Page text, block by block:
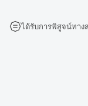
ได้รับการพิสูจน์ทาง